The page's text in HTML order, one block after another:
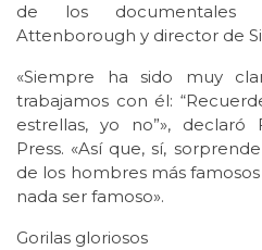
de los documentales
Attenborough y director de
«Siempre ha sido muy
trabajamos con él:
estrellas, yo no”», declaró
Press. «Así que, sí,
de los hombres más
nada ser famoso».
Gorilas gloriosos